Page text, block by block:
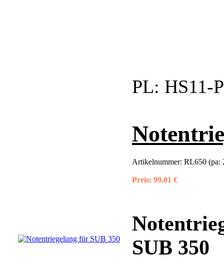
PL: HS11-
Artikelnummer: RL650 (pa:
Preis: 99,01 €
SUB 350